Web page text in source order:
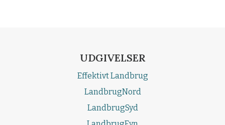
UDGIVELSER
Effektivt Landbrug
LandbrugNord
LandbrugSyd